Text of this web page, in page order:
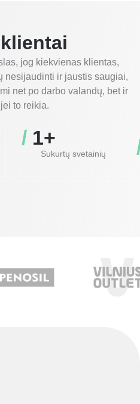
jog kiekvienas klientas,
nesijaudinti ir jaustis saugiai,
net po darbo valandų, bet ir
to reikia.
Sukurtų svetainių
/ 1+